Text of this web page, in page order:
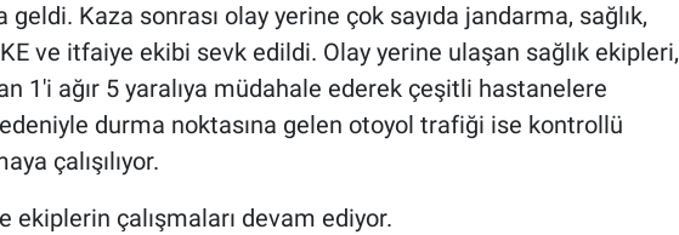
geldi. Kaza sonrası olay yerine çok sayıda jandarma, sağlık,
ve itfaiye ekibi sevk edildi. Olay yerine ulaşan sağlık ekipleri,
1'i ağır 5 yaralıya müdahale ederek çeşitli hastanelere
durma noktasına gelen otoyol trafiği ise kontrollü
çalışılıyor.
ekiplerin çalışmaları devam ediyor.